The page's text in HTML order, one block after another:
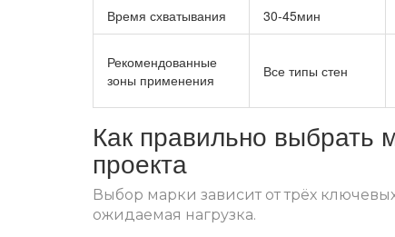
Время схватывания 30‑45мин
Рекомендованные
зоны применения
Все типы стен
Как правильно выбрать
проекта
Выбор марки зависит от трёх
ожидаемая нагрузка.